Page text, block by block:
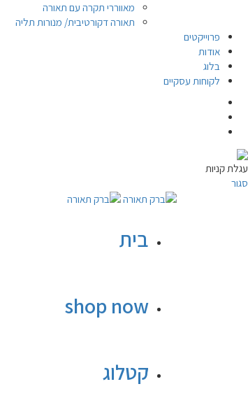
מאווררי תקרה עם תאורה
תאורה דקורטיבית/ מנורות תליה
פרוייקטים
אודות
בלוג
לקוחות עסקיים
עגלת קניות
סגור
בית
shop now
קטלוג